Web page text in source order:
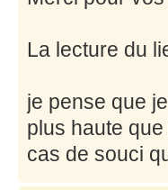
La lecture du
je pense que
plus haute
cas de souci